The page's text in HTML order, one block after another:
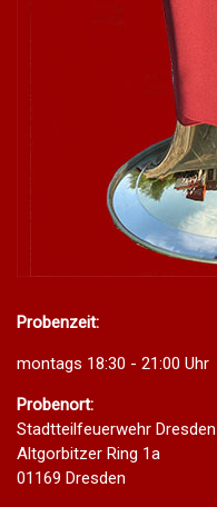
Probenzeit:
montags 18:30 - 21:00 Uhr
Probenort:
Stadtteilfeuerwehr
Altgorbitzer Ring 1a
01169 Dresden